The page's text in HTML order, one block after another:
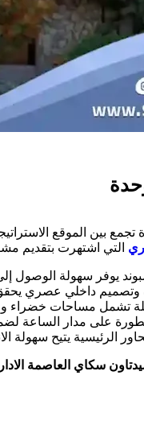
بين الموقع
التي اشتهرت بتقديم
يوفر سهولة الوصول
وتصميم داخلي عصري
تشمل مساحات خضراء
على مدار الساعة
الرئيسية يتيح سهولة
سكاي العاصمة